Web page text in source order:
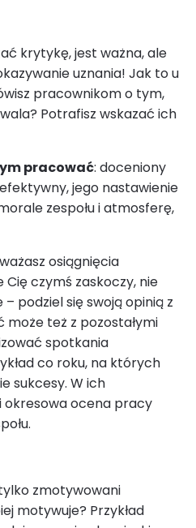
krytykę, jest ważna, ale
uznania! Jak to u
pracownikom o tym,
Potrafisz wskazać ich
pracować: doceniony
jego nastawienie
zespołu i atmosferę,
osiągnięcia
czymś zaskoczy, nie
podziel się swoją opinią z
też z pozostałymi
spotkania
co roku, na których
sukcesy. W ich
okresowa ocena pracy
zmotywowani
motywuje? Przykład